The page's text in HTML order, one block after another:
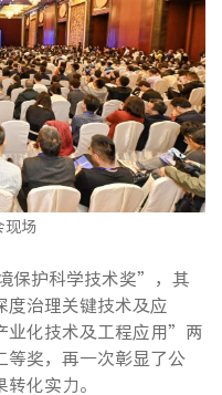
现场
保护科学技术奖”，其
治理关键技术及应
化技术及工程应用”两
等奖，再一次彰显了公
化实力。